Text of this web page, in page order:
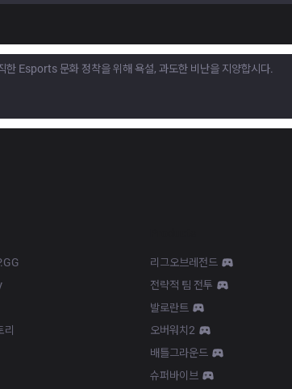
리
리그오브레전드
전략적 팀 전투
발로란트
오버워치2
배틀그라운드
슈퍼바이브